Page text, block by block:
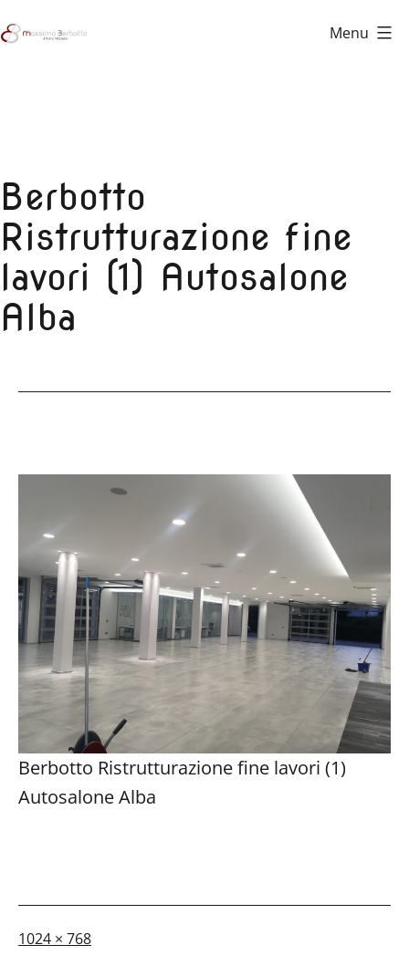
al
Menu
Berbotto
Ristrutturazione fine
lavori (1) Autosalone
Alba
Berbotto Ristrutturazione fine lavori (1)
Autosalone Alba
A
1024 × 768